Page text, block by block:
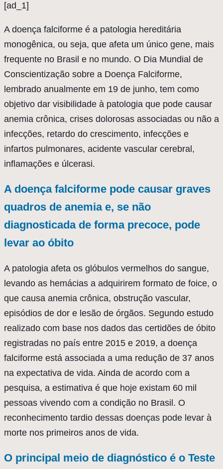
[ad_1]
Adoença falciforme é a patologia hereditária
monogênica, ou seja, que afeta um único gene, mais
frequente no Brasil e no mundo. O Dia Mundial de
Conscientização sobre a Doença Falciforme,
lembrado anualmente em 19 de junho, tem como
objetivo dar visibilidade à patologia que pode causar
anemia crônica, crises dolorosas associadas ou não a
infecções, retardo do crescimento, infecções e
infartos pulmonares, acidente vascular cerebral,
inflamações e úlcerasi.
A doença falciforme pode causar graves
quadros de anemia e, se não
diagnosticada de forma precoce, pode
levar ao óbito
A patologia afeta os glóbulos vermelhos do sangue,
levando as hemácias a adquirirem formato de foice, o
que causa anemia crônica, obstrução vascular,
episódios de dor e lesão de órgãos. Segundo estudo
realizado com base nos dados das certidões de óbito
registradas no país entre 2015 e 2019, a doença
falciforme está associada a uma redução de 37 anos
na expectativa de vida. Ainda de acordo com a
pesquisa, a estimativa é que hoje existam 60 mil
pessoas vivendo com a condição no Brasil. O
reconhecimento tardio dessas doenças pode levar à
morte nos primeiros anos de vida.
O principal meio de diagnóstico é o Teste